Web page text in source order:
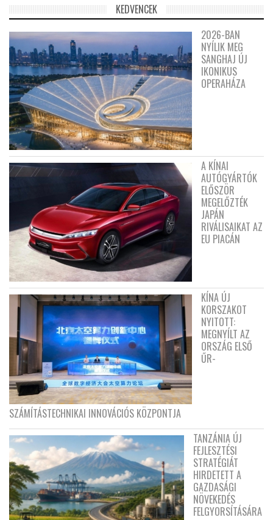
KEDVENCEK
2026-BAN
NYÍLIK MEG
SANGHAJ ÚJ
IKONIKUS
OPERAHÁZA
A KÍNAI
AUTÓGYÁRTÓK
ELŐSZÖR
MEGELŐZTÉK
JAPÁN
RIVÁLISAIKAT AZ
EU PIACÁN
KÍNA ÚJ
KORSZAKOT
NYITOTT:
MEGNYÍLT AZ
ORSZÁG ELSŐ
ŰR-
SZÁMÍTÁSTECHNIKAI INNOVÁCIÓS KÖZPONTJA
TANZÁNIA ÚJ
FEJLESZTÉSI
STRATÉGIÁT
HIRDETETT A
GAZDASÁGI
NÖVEKEDÉS
FELGYORSÍTÁSÁRA